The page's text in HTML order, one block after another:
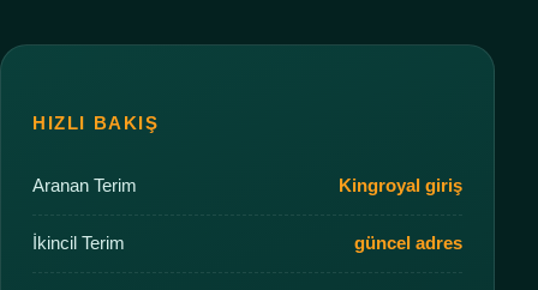
HIZLI BAKIŞ
Aranan Terim Kingroyal giriş
İkincil Terim güncel adres